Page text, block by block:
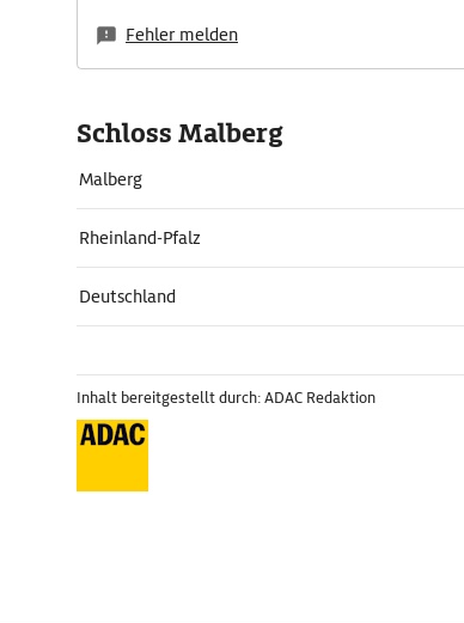
Fehler melden
Schloss Malberg
Malberg
Rheinland-Pfalz
Deutschland
Inhalt bereitgestellt durch: ADAC Redaktion